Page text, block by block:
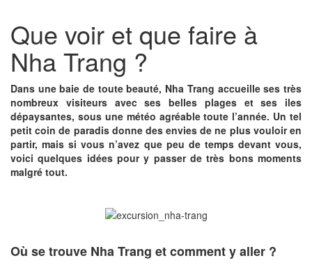
Que voir et que faire à
Nha Trang ?
Dans une baie de toute beauté, Nha Trang accueille ses très
nombreux visiteurs avec ses belles plages et ses iles
dépaysantes, sous une météo agréable toute l’année. Un tel
petit coin de paradis donne des envies de ne plus vouloir en
partir, mais si vous n’avez que peu de temps devant vous,
voici quelques idées pour y passer de très bons moments
malgré tout.
Où se trouve Nha Trang et comment y aller ?